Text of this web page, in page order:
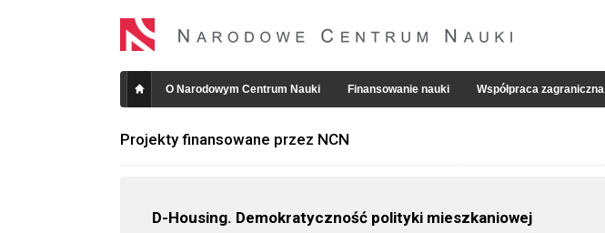
O Narodowym Centrum Nauki Finansowanie nauki Współpraca zagraniczna
Projekty finansowane przez NCN
D-Housing. Demokratyczność polityki mieszkaniowej